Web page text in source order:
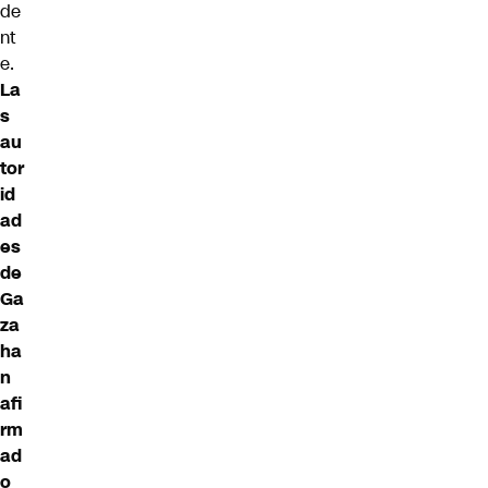
de
nt
e.
La
s
au
tor
id
ad
es
de
Ga
za
ha
n
afi
rm
ad
o